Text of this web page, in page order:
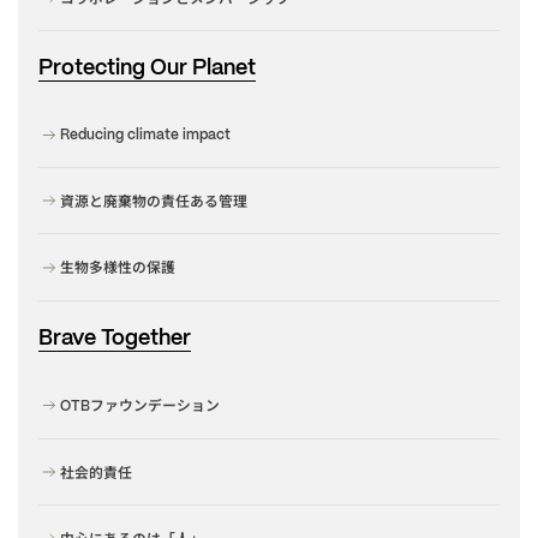
Protecting Our Planet
Reducing climate impact
資源と廃棄物の責任ある管理
生物多様性の保護
Brave Together
OTBファウンデーション
社会的責任